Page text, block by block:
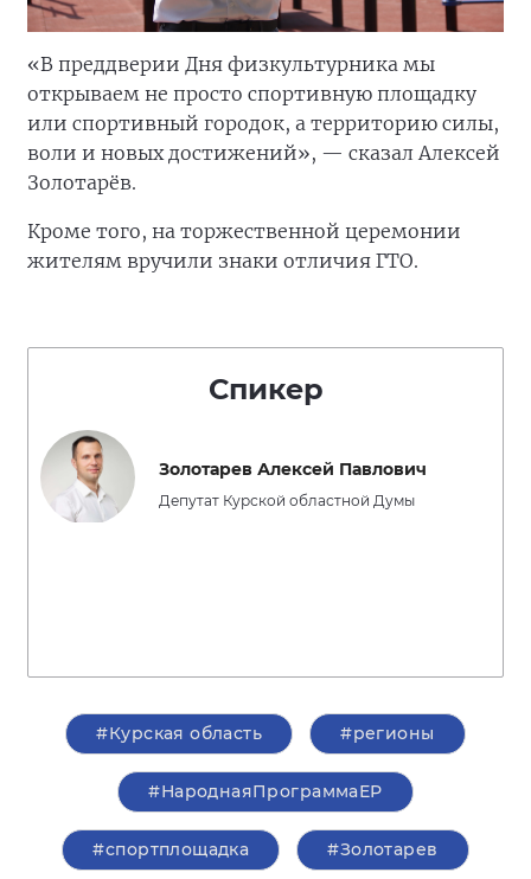
«В преддверии Дня физкультурника мы
открываем не просто спортивную площадку
или спортивный городок, а территорию силы,
воли и новых достижений», — сказал Алексей
Золотарёв.
Кроме того, на торжественной церемонии
жителям вручили знаки отличия ГТО.
Спикер
Золотарев Алексей Павлович
Депутат Курской областной Думы
#Курская область #регионы
#НароднаяПрограммаЕР
#спортплощадка #Золотарев